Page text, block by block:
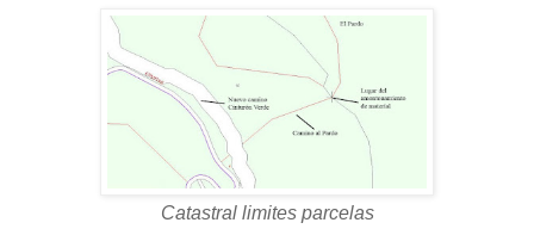
Catastral limites parcelas